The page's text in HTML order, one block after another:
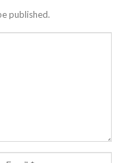
published.